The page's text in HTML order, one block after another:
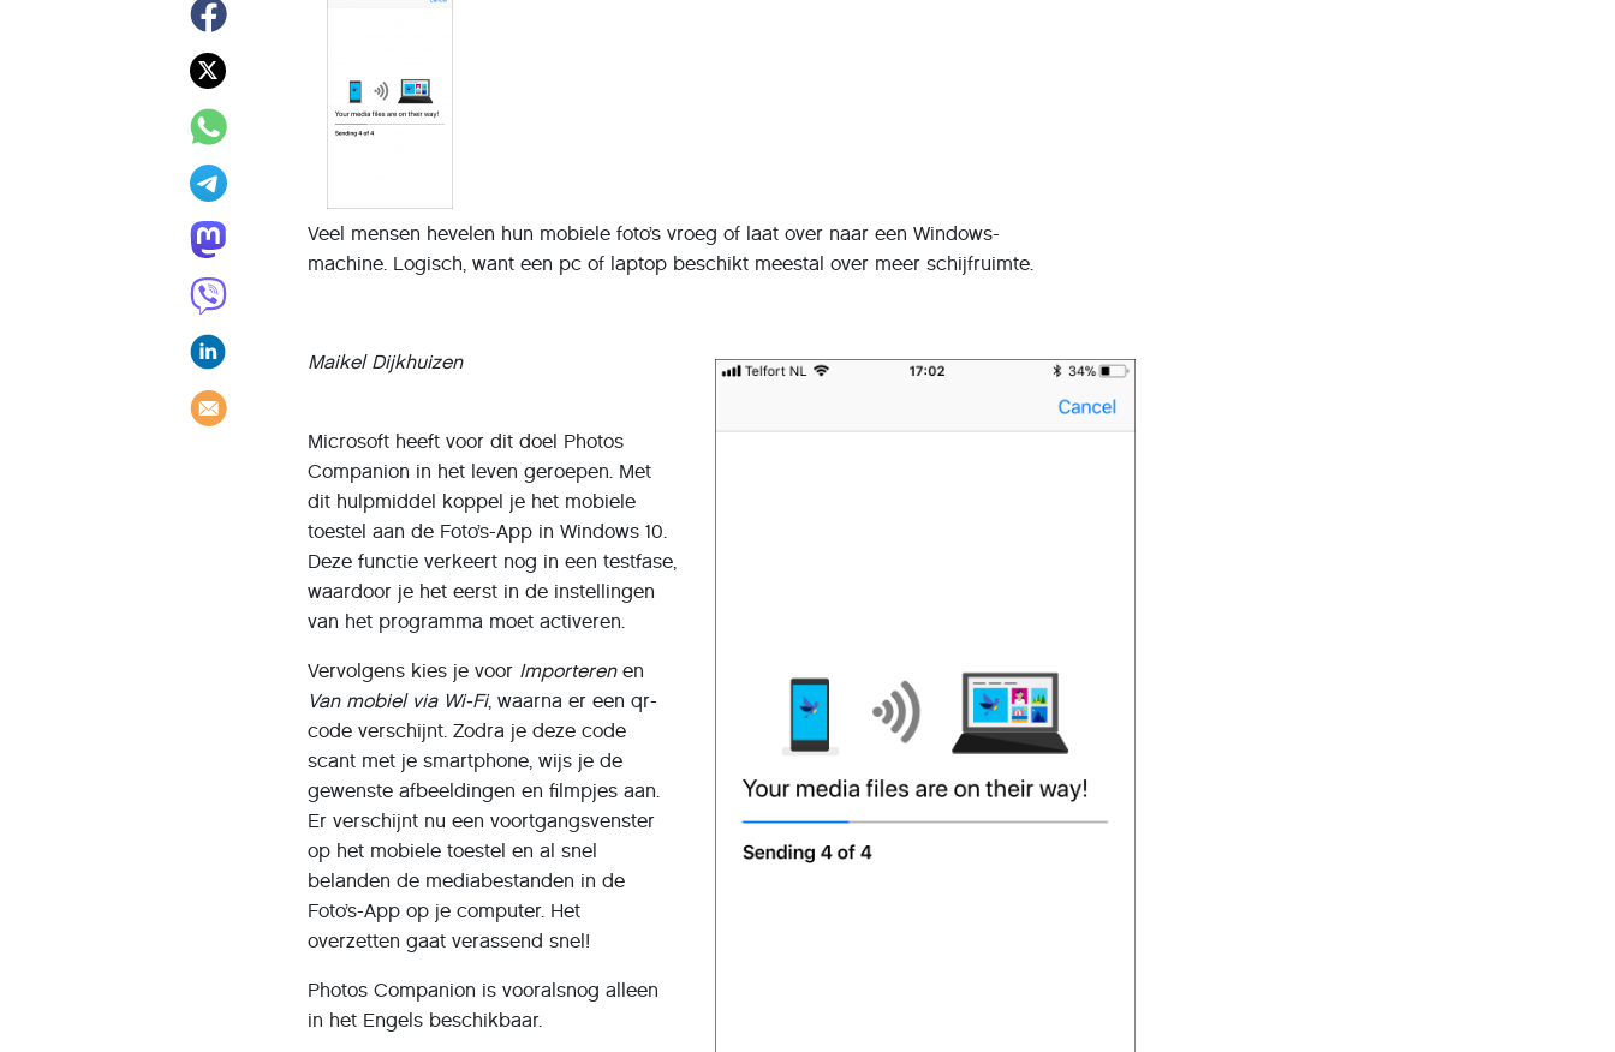
Veel mensen hevelen hun mobiele foto’s vroeg of laat over naar een Windows-
machine. Logisch, want een pc of laptop beschikt meestal over meer schijfruimte.
Maikel Dijkhuizen
Microsoft heeft voor dit doel Photos
Companion in het leven geroepen. Met
dit hulpmiddel koppel je het mobiele
toestel aan de Foto’s-App in Windows 10.
Deze functie verkeert nog in een testfase,
waardoor je het eerst in de instellingen
van het programma moet activeren.
Vervolgens kies je voor Importerenen
Van mobiel via Wi-Fi, waarna er een qr-
code verschijnt. Zodra je deze code
scant met je smartphone, wijs je de
gewenste afbeeldingen en filmpjes aan.
Er verschijnt nu een voortgangsvenster
op het mobiele toestel en al snel
belanden de mediabestanden in de
Foto’s-App op je computer. Het
overzetten gaat verassend snel!
Photos Companion is vooralsnog alleen
in het Engels beschikbaar.